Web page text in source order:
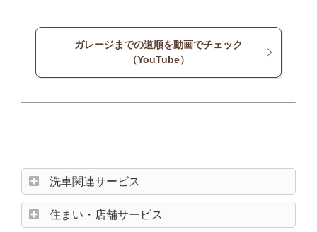
ガレージまでの道順を動画でチェック
（YouTube）
洗車関連サービス
住まい・店舗サービス